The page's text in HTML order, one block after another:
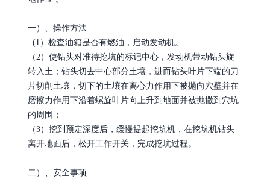
一）、操作方法
(1）检查油箱是否有燃油，启动发动机。
（2）使钻头对准待挖坑的标记中心，发动机带动钻头旋
转入土；钻头切去中心部分土壤，进而钻头叶片下端的刀
片切削土壤，切下的土壤在离心力作用下被抛向穴壁并在
磨擦力作用下沿着螺旋叶片向上升到地面并被抛撒到穴坑
的周围；
（3）挖到预定深度后，缓慢提起挖坑机，在挖坑机钻头
离开地面后，松开工作开关，完成挖坑过程。
二）、安全事项